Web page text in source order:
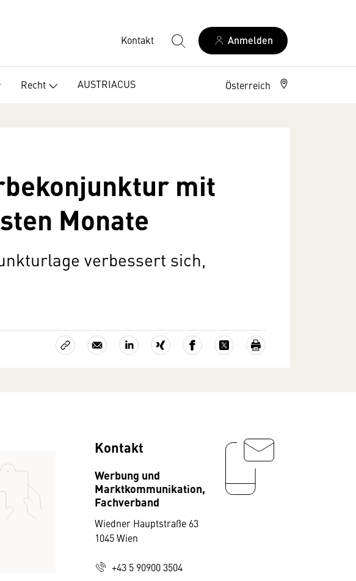
Kontakt Anmelden
Recht AUSTRIACUS Österreich
mit
Monate
verbessert sich,
Kontakt
Werbung und
Marktkommunikation,
Fachverband
Wiedner Hauptstraße 63
1045 Wien
+43 5 90900 3504